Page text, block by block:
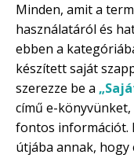
Minden, amit a
használatáról és
ebben a
készített saját
szerezze be a
című e-
fontos információt.
útjába annak, hogy